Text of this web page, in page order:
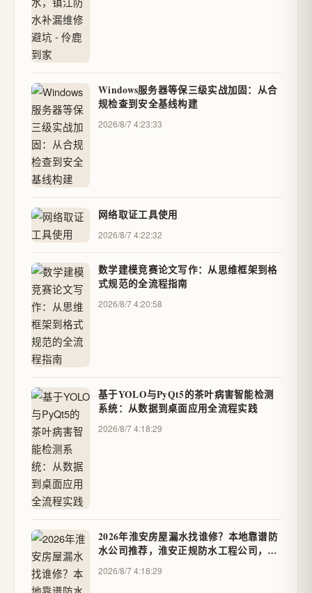
Windows服务器等保三级实战加固：从合
规检查到安全基线构建
2026/8/7 4:23:33
网络取证工具使用
2026/8/7 4:22:32
数学建模竞赛论文写作：从思维框架到格
式规范的全流程指南
2026/8/7 4:20:58
基于YOLO与PyQt5的茶叶病害智能检测
系统：从数据到桌面应用全流程实践
2026/8/7 4:18:29
2026年淮安房屋漏水找谁修？本地靠谱防
水公司推荐，淮安正规防水工程公司，可
签合同，线上质保。卫生间渗漏水、楼顶
渗漏水、外墙渗漏水，淮安防水补漏维修
2026/8/7 4:18:29